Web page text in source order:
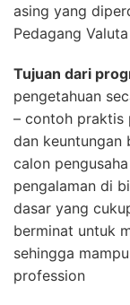
asing yang
Pedagang
Tujuan dari
pengetahuan
– contoh praktis
dan keuntungan
calon
pengalaman di
dasar yang
berminat untuk
sehingga
profession